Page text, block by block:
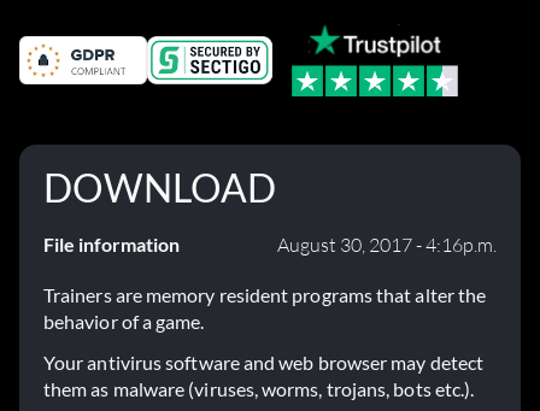
DOWNLOAD
File information August 30, 2017 - 4:16p.m.
Trainers are memory resident programs that alter the
behavior of a game.
Your antivirus software and web browser may detect
them as malware (viruses, worms, trojans, bots etc.).